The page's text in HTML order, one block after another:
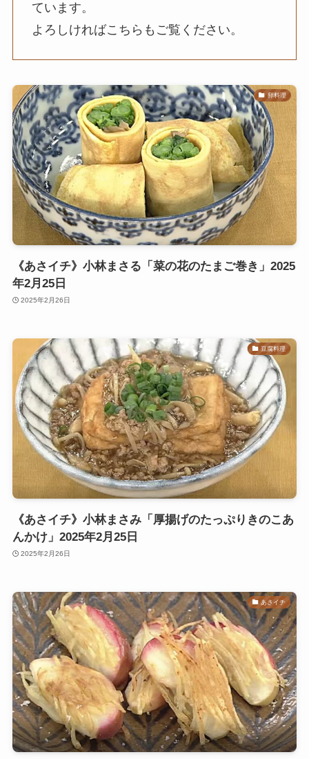
ています。
よろしければこちらもご覧ください。
卵料理
《あさイチ》小林まさる「菜の花のたまご巻き」2025
年2月25日
2025年2月26日
豆腐料理
《あさイチ》小林まさみ「厚揚げのたっぷりきのこあ
んかけ」2025年2月25日
2025年2月26日
あさイチ